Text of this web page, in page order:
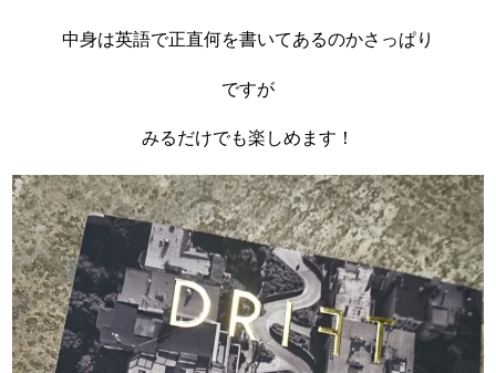
中身は英語で正直何を書いてあるのかさっぱり
ですが
みるだけでも楽しめます！